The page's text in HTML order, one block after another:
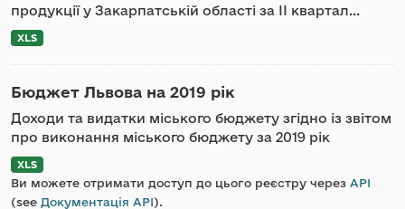
продукції у Закарпатській області за ІІ квартал...
XLS
Бюджет Львова на 2019 рік
Доходи та видатки міського бюджету згідно із звітом
про виконання міського бюджету за 2019 рік
XLS
Ви можете отримати доступ до цього реєстру через API
(see Документація API).